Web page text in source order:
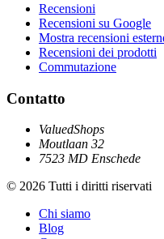
Recensioni
Recensioni su Google
Mostra recensioni
Recensioni dei prodotti
Commutazione
Contatto
ValuedShops
Moutlaan 32
7523 MD Enschede
© 2026 Tutti i diritti riservati
Chi siamo
Blog